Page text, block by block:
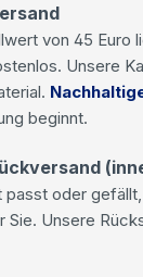
von 45 Euro
Unsere
beginnt.
passt oder
Sie. Unsere